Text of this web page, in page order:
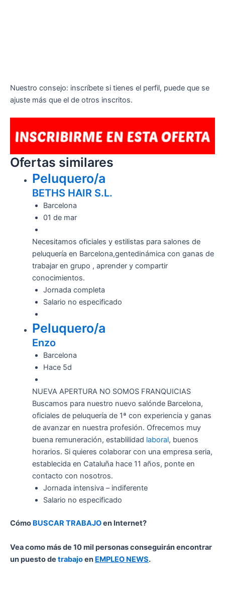
Nuestro consejo: inscríbete si tienes el perfil, puede que se
ajuste más que el de otros inscritos.
Ofertas similares
Peluquero/a
BETHS HAIR S.L.
Barcelona
01 de mar
Necesitamos oficiales y estilistas para salones de
peluquería en Barcelona,gentedinámica con ganas de
trabajar en grupo , aprender y compartir
conocimientos.
Jornada completa
Salario no especificado
Peluquero/a
Enzo
Barcelona
Hace 5d
NUEVA APERTURA NO SOMOS FRANQUICIAS
Buscamos para nuestro nuevo salónde Barcelona,
oficiales de peluquería de 1ª con experiencia y ganas
de avanzar en nuestra profesión. Ofrecemos muy
buena remuneración, establilidad laboral, buenos
horarios. Si quieres colaborar con una empresa seria,
establecida en Cataluña hace 11 años, ponte en
contacto con nosotros.
Jornada intensiva – indiferente
Salario no especificado
Cómo BUSCAR TRABAJOen Internet?
Vea como más de 10 mil personas conseguirán encontrar
un puesto de trabajoen EMPLEO NEWS.